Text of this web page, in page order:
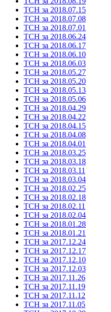
ТСН за 2018.07.15
ТСН за 2018.07.08
ТСН за 2018.07.01
ТСН за 2018.06.24
ТСН за 2018.06.17
ТСН за 2018.06.10
ТСН за 2018.06.03
ТСН за 2018.05.27
ТСН за 2018.05.20
ТСН за 2018.05.13
ТСН за 2018.05.06
ТСН за 2018.04.29
ТСН за 2018.04.22
ТСН за 2018.04.15
ТСН за 2018.04.08
ТСН за 2018.04.01
ТСН за 2018.03.25
ТСН за 2018.03.18
ТСН за 2018.03.11
ТСН за 2018.03.04
ТСН за 2018.02.25
ТСН за 2018.02.18
ТСН за 2018.02.11
ТСН за 2018.02.04
ТСН за 2018.01.28
ТСН за 2018.01.21
ТСН за 2017.12.24
ТСН за 2017.12.17
ТСН за 2017.12.10
ТСН за 2017.12.03
ТСН за 2017.11.26
ТСН за 2017.11.19
ТСН за 2017.11.12
ТСН за 2017.11.05